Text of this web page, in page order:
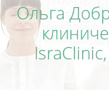
Ольга